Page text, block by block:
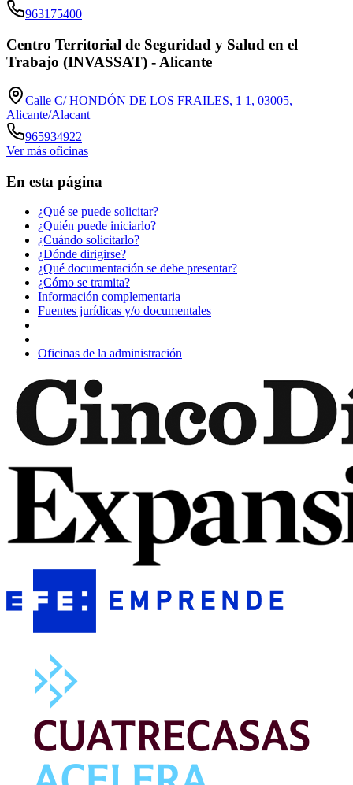
963175400
Centro Territorial de Seguridad y Salud en el
Trabajo (INVASSAT) - Alicante
Calle C/ HONDÓN DE LOS FRAILES, 1 1, 03005,
Alicante/Alacant
965934922
Ver más oficinas
En esta página
¿Qué se puede solicitar?
¿Quién puede iniciarlo?
¿Cuándo solicitarlo?
¿Dónde dirigirse?
¿Qué documentación se debe presentar?
¿Cómo se tramita?
Información complementaria
Fuentes jurídicas y/o documentales
Oficinas de la administración